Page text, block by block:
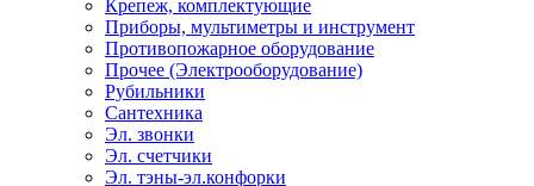
Крепеж, комплектующие
Приборы, мультиметры и инструмент
Противопожарное оборудование
Прочее (Электрооборудование)
Рубильники
Сантехника
Эл. звонки
Эл. счетчики
Эл. тэны-эл.конфорки